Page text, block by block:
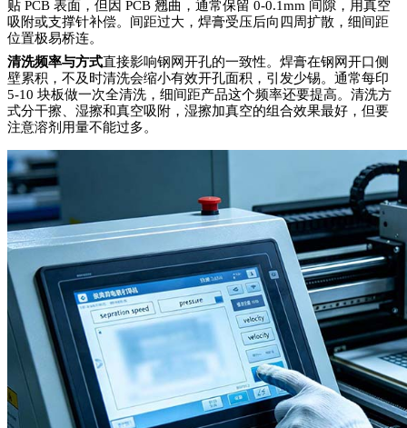
贴 PCB 表面，但因 PCB 翘曲，通常保留 0-0.1mm 间隙，用真空
吸附或支撑针补偿。间距过大，焊膏受压后向四周扩散，细间距
位置极易桥连。
清洗频率与方式直接影响钢网开孔的一致性。焊膏在钢网开口侧
壁累积，不及时清洗会缩小有效开孔面积，引发少锡。通常每印
5-10 块板做一次全清洗，细间距产品这个频率还要提高。清洗方
式分干擦、湿擦和真空吸附，湿擦加真空的组合效果最好，但要
注意溶剂用量不能过多。